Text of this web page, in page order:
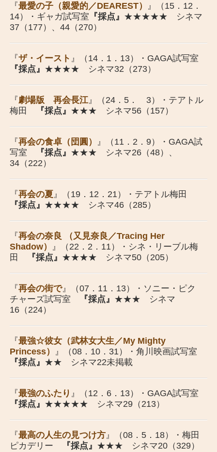
『最愛の子（親愛的／DEAREST）
』（15．12．
14）・ギャガ試写室 『採点』 ★★★★★ シネマ
37 （177）、44（270）
『ザ・イースト 』（14．1．13）・GAGA試写室
『採点』 ★★★★ シネマ32（273）
『劇場版 再会長江 』（24．5． 3）・テアトル
梅田
『採点』 ★★★ シネマ56（157）
『再会の食卓（団圓）
』（11．2．9）・GAGA試
写室
『採点』 ★★★ シネマ26（48）、
34（222）
『再会の夏 』（19．12．21）・テアトル梅田
『採点』 ★★★★ シネマ46（285）
『再会の奈良 （又見奈良／Tracing Her
Shadow）
』（22．2．11）・シネ・リーブル梅
田
『採点』 ★★★★ シネマ50（205）
『再会の街で』（07．11．13）・ソニー・ピク
チャーズ試写室
『採点』 ★★★ シネマ
16（224）
『最強☆彼女（武林女大生／My Mighty
Princess）
』（08．10．31）・角川映画試写室
『採点』 ★★ シネマ22未掲載
『最強のふたり 』（12．6．13）・GAGA試写室
『採点』 ★★★★★ シネマ29（213）
『最高の人生の見つけ方 』（08．5．18）・梅田
ピカデリー
『採点』 ★★★ シネマ20（329）